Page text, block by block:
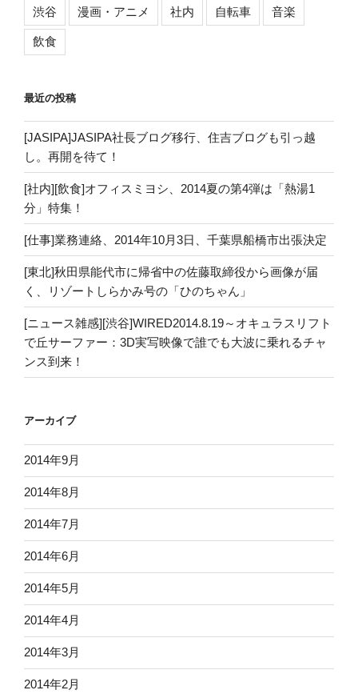
渋谷 漫画・アニメ 社内 自転車 音楽
飲食
最近の投稿
[JASIPA]JASIPA社長ブログ移行、住吉ブログも引っ越
し。再開を待て！
[社内][飲食]オフィスミヨシ、2014夏の第4弾は「熱湯1
分」特集！
[仕事]業務連絡、2014年10月3日、千葉県船橋市出張決定
[東北]秋田県能代市に帰省中の佐藤取締役から画像が届
く、リゾートしらかみ号の「ひのちゃん」
[ニュース雑感][渋谷]WIRED2014.8.19～オキュラスリフト
で丘サーファー：3D実写映像で誰でも大波に乗れるチャ
ンス到来！
アーカイブ
2014年9月
2014年8月
2014年7月
2014年6月
2014年5月
2014年4月
2014年3月
2014年2月